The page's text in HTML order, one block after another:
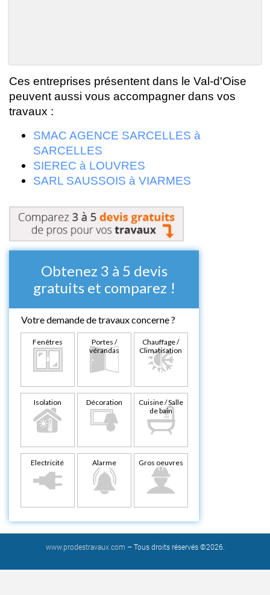
Ces entreprises présentent dans le Val-d'Oise
peuvent aussi vous accompagner dans vos
travaux :
SMAC AGENCE SARCELLES à
SARCELLES
SIEREC à LOUVRES
SARL SAUSSOIS à VIARMES
Obtenez 3 à 5 devis
gratuits et comparez !
Votre demande de travaux concerne ?
Fenêtres
Portes /
vérandas
Chauffage /
Climatisation
Isolation Décoration
Cuisine / Salle
de bain
Electricité Alarme Gros oeuvres
www.prodestravaux.com – Tous droits réservés ©2026.